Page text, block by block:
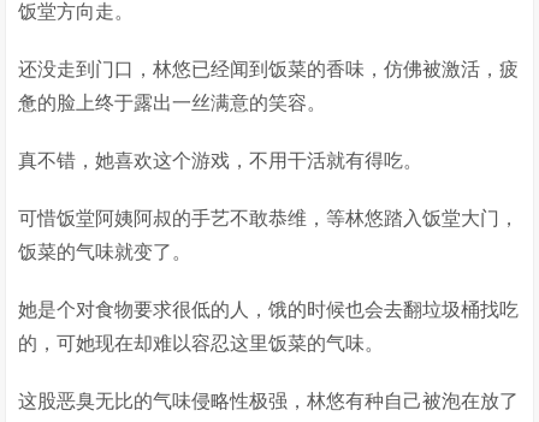
饭堂方向走。
还没走到门口，林悠已经闻到饭菜的香味，仿佛被激活，疲
惫的脸上终于露出一丝满意的笑容。
真不错，她喜欢这个游戏，不用干活就有得吃。
可惜饭堂阿姨阿叔的手艺不敢恭维，等林悠踏入饭堂大门，
饭菜的气味就变了。
她是个对食物要求很低的人，饿的时候也会去翻垃圾桶找吃
的，可她现在却难以容忍这里饭菜的气味。
这股恶臭无比的气味侵略性极强，林悠有种自己被泡在放了